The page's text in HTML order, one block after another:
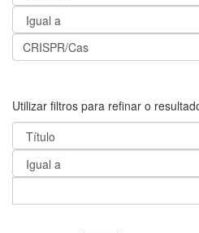
Utilizar filtros para refinar o